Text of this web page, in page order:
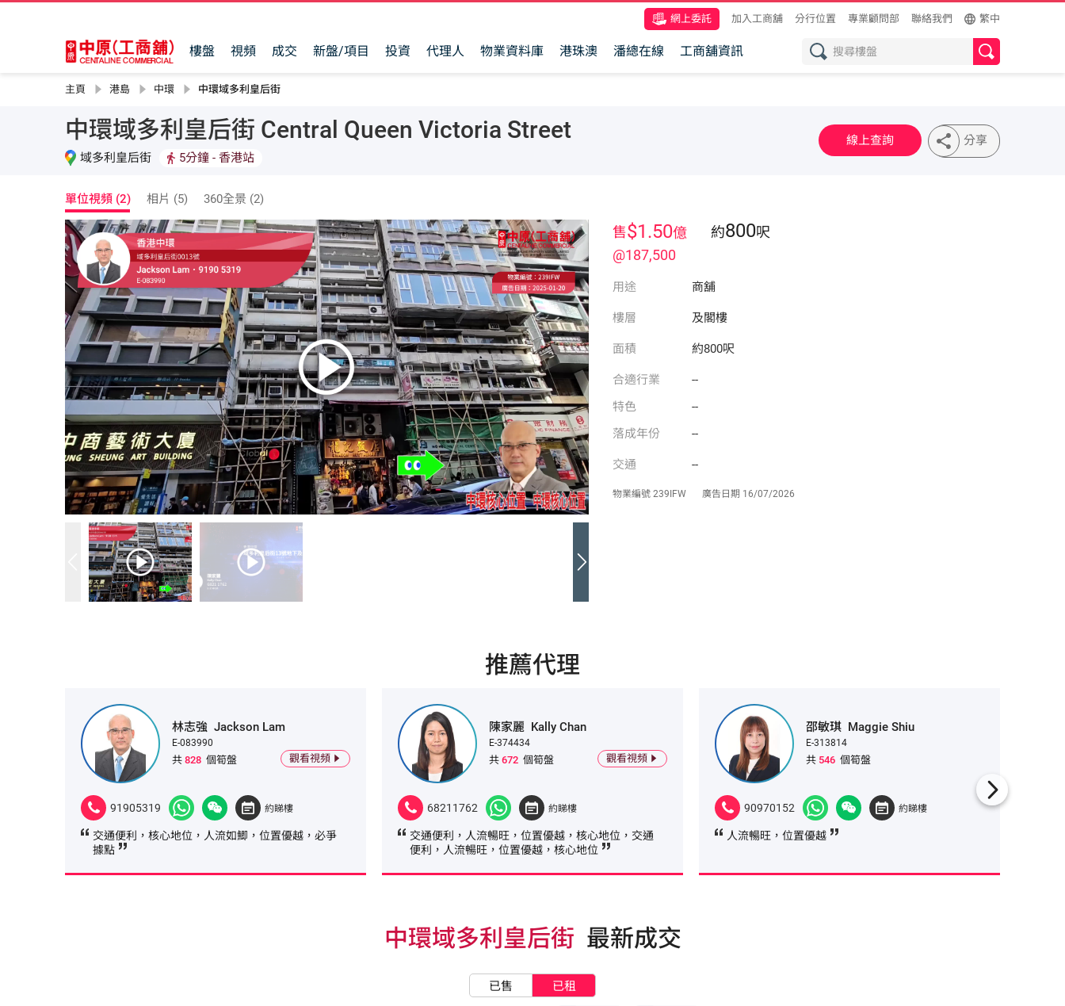
網上委託 加入工商舖 分行位置 專業顧問部 聯絡我們 繁中
樓盤 視頻 成交 新盤/項目 投資 代理人 物業資料庫 港珠澳 潘總在線 工商舖資訊
主頁 港島 中環 中環域多利皇后街
中環域多利皇后街 Central Queen Victoria Street
域多利皇后街 5分鐘 - 香港站
線上查詢 分享
單位視頻 (2) 相片 (5) 360全景 (2)
售$1.50億
@187,500
約800呎
用途 商舖
樓層 及閣樓
面積 約800呎
合適行業
--
特色
--
落成年份
--
交通 --
物業編號 239IFW 廣告日期 16/07/2026
中環域多利皇后街 最新成交
已售
已租
推薦代理
林志強 Jackson Lam
E-083990
共 828 個筍盤 觀看視頻
91905319 約睇樓
交通便利，核心地位，人流如鯽，位置優越，必爭
據點
陳家麗 Kally Chan
E-374434
共 672 個筍盤 觀看視頻
68211762 約睇樓
交通便利，人流暢旺，位置優越，核心地位，交通
便利，人流暢旺，位置優越，核心地位
邵敏琪 Maggie Shiu
E-313814
共 546 個筍盤
90970152 約睇樓
人流暢旺，位置優越